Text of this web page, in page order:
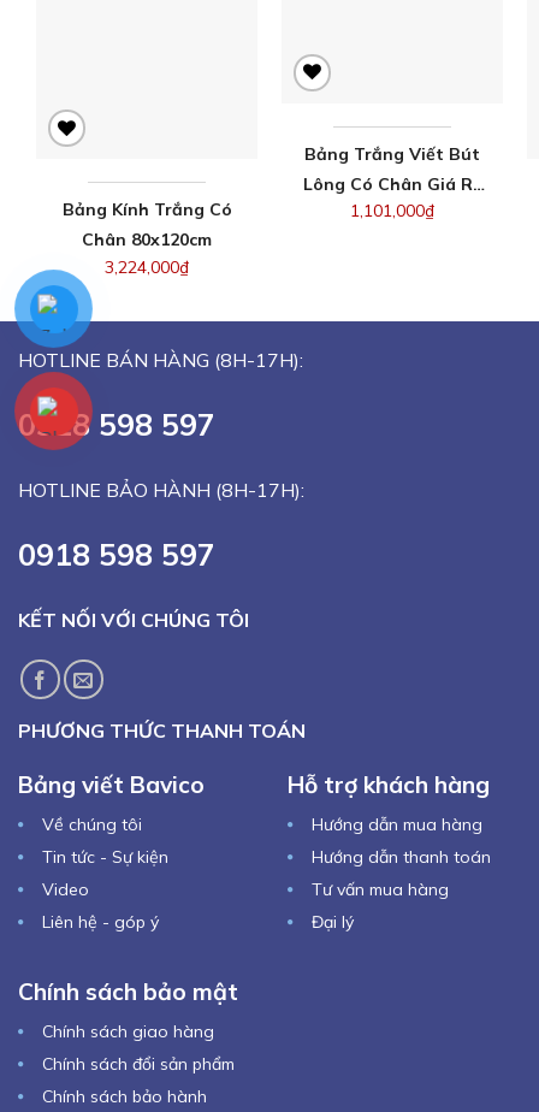
Bảng Kính Trắng Có
Chân 80x120cm
3,224,000₫
Bảng Trắng Viết Bút
Lông Có Chân Giá Rẻ
80x120cm
1,101,000₫
HOTLINE BÁN HÀNG (8H-17H):
0918 598 597
HOTLINE BẢO HÀNH (8H-17H):
0918 598 597
KẾT NỐI VỚI CHÚNG TÔI
PHƯƠNG THỨC THANH TOÁN
Bảng viết Bavico
Về chúng tôi
Tin tức - Sự kiện
Video
Liên hệ - góp ý
Hỗ trợ khách hàng
Hướng dẫn mua hàng
Hướng dẫn thanh toán
Tư vấn mua hàng
Đại lý
Chính sách bảo mật
Chính sách giao hàng
Chính sách đổi sản phẩm
Chính sách bảo hành